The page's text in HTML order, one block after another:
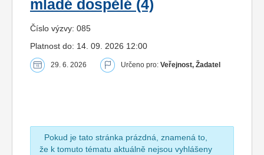
mladé dospělé (4)
Číslo výzvy: 085
Platnost do: 14. 09. 2026 12:00
29. 6. 2026 Určeno pro: Veřejnost, Žadatel
Pokud je tato stránka prázdná, znamená to,
že k tomuto tématu aktuálně nejsou vyhlášeny